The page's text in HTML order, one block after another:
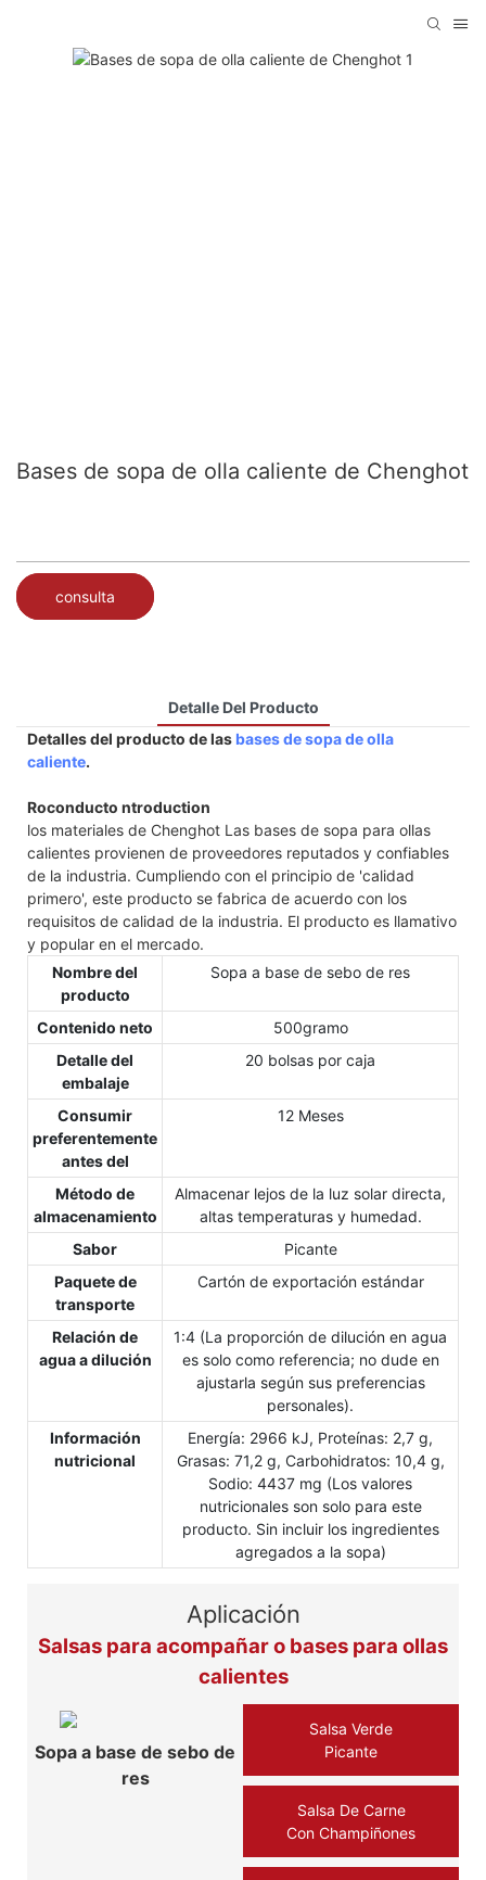
Bases de sopa de olla caliente de Chenghot
consulta
Detalle Del Producto
Detalles del producto de las bases de sopa de olla
caliente.
Roconducto ntroduction
los materiales de Chenghot Las bases de sopa para ollas
calientes provienen de proveedores reputados y confiables
de la industria. Cumpliendo con el principio de 'calidad
primero', este producto se fabrica de acuerdo con los
requisitos de calidad de la industria. El producto es llamativo
y popular en el mercado.
Nombre del
producto
Sopa a base de sebo de res
Contenido neto
500gramo
Detalle del
embalaje
20 bolsas por caja
Consumir
preferentemente
antes del
12 Meses
Método de
almacenamiento
Almacenar lejos de la luz solar directa,
altas temperaturas y humedad.
Sabor
Picante
Paquete de
transporte
Cartón de exportación estándar
Relación de
agua a dilución
1:4 (La proporción de dilución en agua
es solo como referencia; no dude en
ajustarla según sus preferencias
personales).
Información
nutricional
Energía: 2966 kJ, Proteínas: 2,7 g,
Grasas: 71,2 g, Carbohidratos: 10,4 g,
Sodio: 4437 mg (Los valores
nutricionales son solo para este
producto. Sin incluir los ingredientes
agregados a la sopa)
Aplicación
Salsas para acompañar o bases para ollas
calientes
Sopa a base de sebo de
res
Salsa Verde
Picante
Salsa De Carne
Con Champiñones